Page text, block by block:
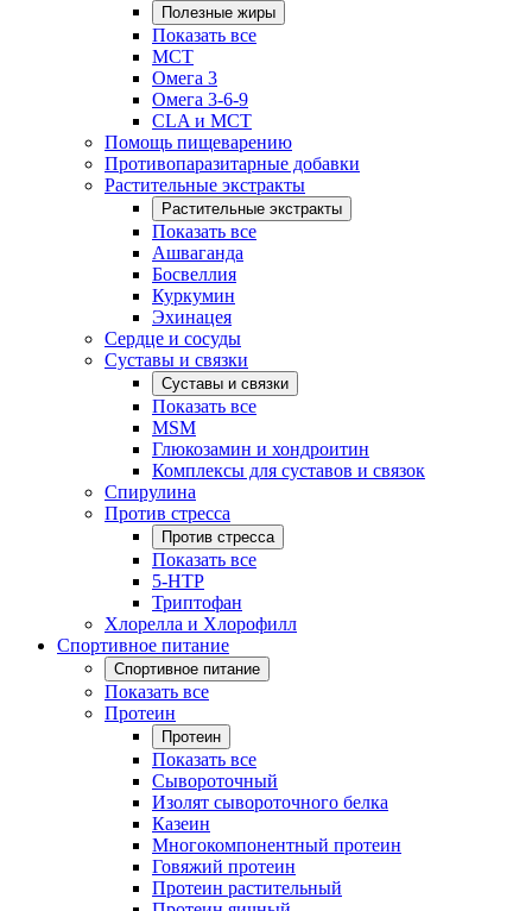
Полезные жиры
Показать все
MCT
Омега 3
Омега 3-6-9
CLA и MCT
Помощь пищеварению
Противопаразитарные добавки
Растительные экстракты
Растительные экстракты
Показать все
Ашваганда
Босвеллия
Куркумин
Эхинацея
Сердце и сосуды
Суставы и связки
Суставы и связки
Показать все
MSM
Глюкозамин и хондроитин
Комплексы для суставов и связок
Спирулина
Против стресса
Против стресса
Показать все
5-HTP
Триптофан
Хлорелла и Хлорофилл
Спортивное питание
Спортивное питание
Показать все
Протеин
Протеин
Показать все
Сывороточный
Изолят сывороточного белка
Казеин
Многокомпонентный протеин
Говяжий протеин
Протеин растительный